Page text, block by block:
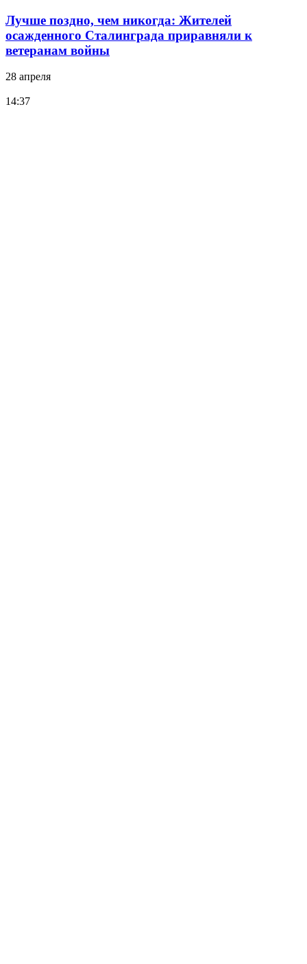
Лучше поздно, чем никогда: Жителей
осажденного Сталинграда приравняли к
ветеранам войны
28 апреля
14:37